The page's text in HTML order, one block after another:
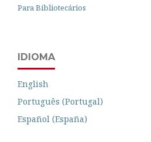
Para Bibliotecários
IDIOMA
English
Português (Portugal)
Español (España)